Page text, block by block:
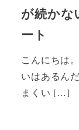
が続かな
ート
こんにちは
いはあるん
まくい […]